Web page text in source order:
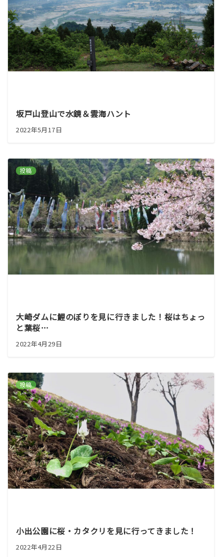
坂戸山登山で水鏡＆雲海ハント
2022年5月17日
投稿
大崎ダムに鯉のぼりを見に行きました！桜はちょっ
と葉桜…
2022年4月29日
投稿
小出公園に桜・カタクリを見に行ってきました！
2022年4月22日